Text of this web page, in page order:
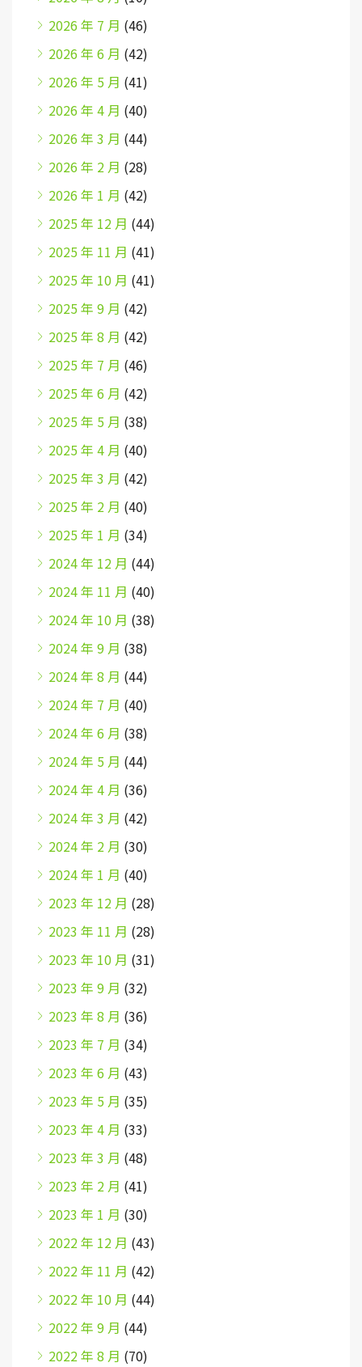
2026 年 7 月 (46)
2026 年 6 月 (42)
2026 年 5 月 (41)
2026 年 4 月 (40)
2026 年 3 月 (44)
2026 年 2 月 (28)
2026 年 1 月 (42)
2025 年 12 月 (44)
2025 年 11 月 (41)
2025 年 10 月 (41)
2025 年 9 月 (42)
2025 年 8 月 (42)
2025 年 7 月 (46)
2025 年 6 月 (42)
2025 年 5 月 (38)
2025 年 4 月 (40)
2025 年 3 月 (42)
2025 年 2 月 (40)
2025 年 1 月 (34)
2024 年 12 月 (44)
2024 年 11 月 (40)
2024 年 10 月 (38)
2024 年 9 月 (38)
2024 年 8 月 (44)
2024 年 7 月 (40)
2024 年 6 月 (38)
2024 年 5 月 (44)
2024 年 4 月 (36)
2024 年 3 月 (42)
2024 年 2 月 (30)
2024 年 1 月 (40)
2023 年 12 月 (28)
2023 年 11 月 (28)
2023 年 10 月 (31)
2023 年 9 月 (32)
2023 年 8 月 (36)
2023 年 7 月 (34)
2023 年 6 月 (43)
2023 年 5 月 (35)
2023 年 4 月 (33)
2023 年 3 月 (48)
2023 年 2 月 (41)
2023 年 1 月 (30)
2022 年 12 月 (43)
2022 年 11 月 (42)
2022 年 10 月 (44)
2022 年 9 月 (44)
2022 年 8 月 (70)